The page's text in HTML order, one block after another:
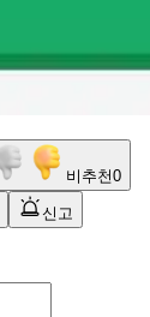
비추천0
신고